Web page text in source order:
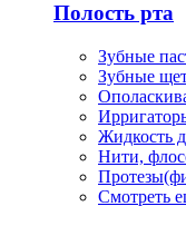
Полость рта
Зубные
Зубные
Жидкость
Нити,
Смотреть